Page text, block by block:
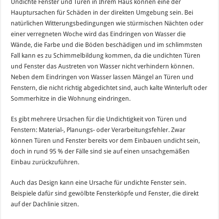
Undichte Fenster und Türen in Ihrem Haus können eine der
Hauptursachen für Schäden in der direkten Umgebung sein. Bei
natürlichen Witterungsbedingungen wie stürmischen Nächten oder
einer verregneten Woche wird das Eindringen von Wasser die
Wände, die Farbe und die Böden beschädigen und im schlimmsten
Fall kann es zu Schimmelbildung kommen, da die undichten Türen
und Fenster das Austreten von Wasser nicht verhindern können.
Neben dem Eindringen von Wasser lassen Mängel an Türen und
Fenstern, die nicht richtig abgedichtet sind, auch kalte Winterluft oder
Sommerhitze in die Wohnung eindringen.
Es gibt mehrere Ursachen für die Undichtigkeit von Türen und
Fenstern: Material-, Planungs- oder Verarbeitungsfehler. Zwar
können Türen und Fenster bereits vor dem Einbauen undicht sein,
doch in rund 95 % der Fälle sind sie auf einen unsachgemäßen
Einbau zurückzuführen.
Auch das Design kann eine Ursache für undichte Fenster sein.
Beispiele dafür sind gewölbte Fensterköpfe und Fenster, die direkt
auf der Dachlinie sitzen.